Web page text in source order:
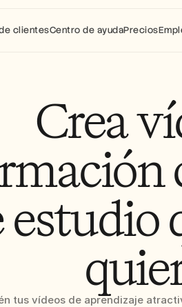
Crea
estudio
tus vídeos de aprendizaje
clientesCentro de ayudaPrecios